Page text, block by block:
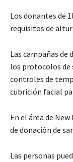
Los donantes de
requisitos de
Las campañas de
los protocolos de
controles de
cubrición facial
En el área de
de donación de
Las personas